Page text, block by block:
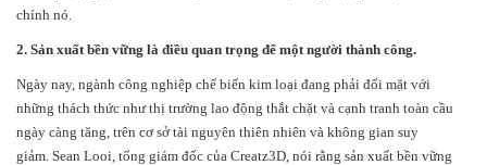
chính nó.
2. Sản xuất bền vững là điều quan trọng để một người thành công.
Ngày nay, ngành công nghiệp chế biến kim loại đang phải đối mặt với
những thách thức như thị trường lao động thắt chặt và cạnh tranh toàn cầu
ngày càng tăng, trên cơ sở tài nguyên thiên nhiên và không gian suy
giảm. Sean Looi, tổng giám đốc của Creatz3D, nói rằng sản xuất bền vững